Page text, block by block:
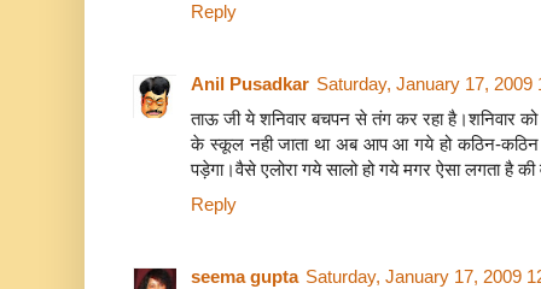
Reply
Anil Pusadkar Saturday, January 17, 2009
ताऊ जी ये शनिवार बचपन से तंग कर रहा है।शनिवार को
के स्कूल नही जाता था अब आप आ गये हो कठिन-कठिन
पड़ेगा।वैसे एलोरा गये सालो हो गये मगर ऐसा लगता है की
Reply
seema gupta Saturday, January 17, 2009